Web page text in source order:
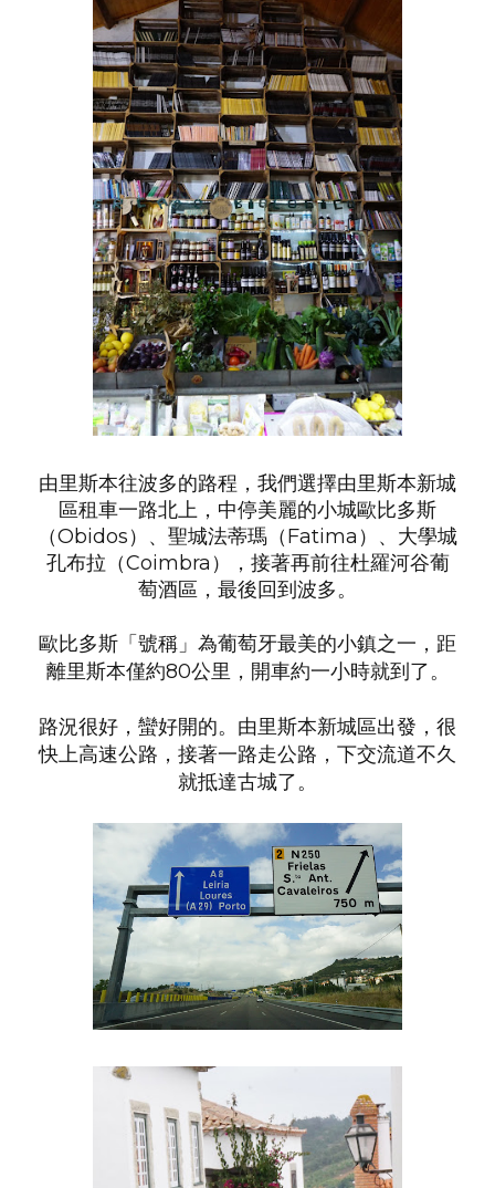
由里斯本往波多的路程，我們選擇由里斯本新城
區租車一路北上，中停美麗的小城歐比多斯
（Obidos）、聖城法蒂瑪（Fatima）、大學城
孔布拉（Coimbra），接著再前往杜羅河谷葡
萄酒區，最後回到波多。
歐比多斯「號稱」為葡萄牙最美的小鎮之一，距
離里斯本僅約80公里，開車約一小時就到了。
路況很好，蠻好開的。由里斯本新城區出發，很
快上高速公路，接著一路走公路，下交流道不久
就抵達古城了。